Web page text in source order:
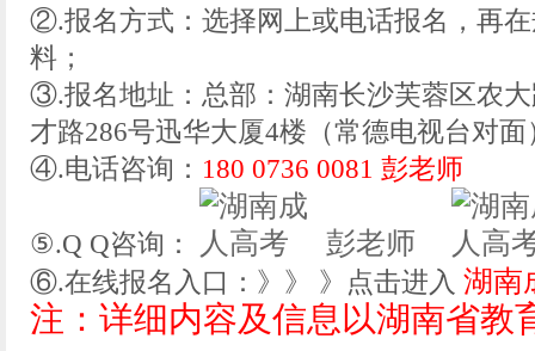
②.报名方式：选择网上或电话报名，再
料；
③.报名地址：总部：湖南长沙芙蓉区农
才路286号迅华大厦4楼（常德电视台对面
④.电话咨询： 180 0736 0081 彭老师
⑤.Q Q咨询： 彭老师
⑥.在线报名入口：》》 》点击进入 湖南
注：详细内容及信息以湖南省教